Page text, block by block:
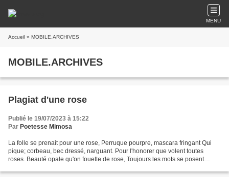
MENU
Accueil » MOBILE.ARCHIVES
MOBILE.ARCHIVES
Plagiat d'une rose
Publié le 19/07/2023 à 15:22
Par Poetesse Mimosa
La folle se prenait pour une rose, Perruque pourpre, mascara fringant Qui
pique; corbeau, bec dressé, narguant. Pour l'honorer que volent toutes
roses. Beauté opale qu'on fouette de rose, Toujours les mots se posent